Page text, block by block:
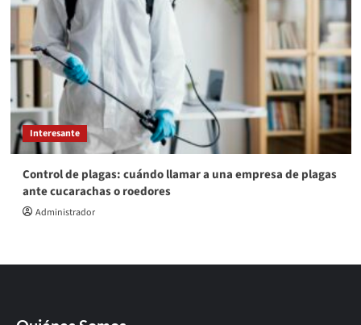
Interesante
Control de plagas: cuándo llamar a una empresa de plagas
ante cucarachas o roedores
Administrador